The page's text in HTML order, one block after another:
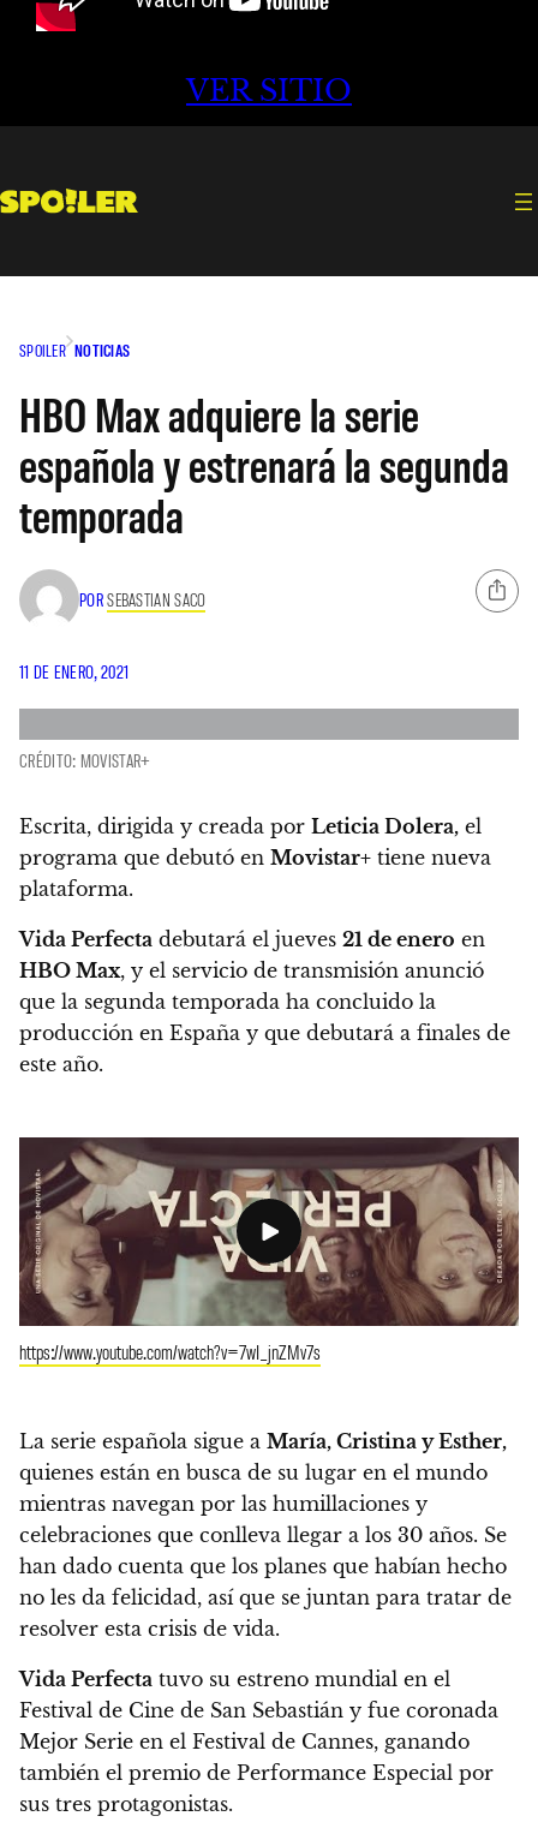
VER SITIO
SPOILER NOTICIAS
HBO Max adquiere la serie
española y estrenará la segunda
temporada
PORSEBASTIAN SACO
11 DE ENERO, 2021
CRÉDITO: MOVISTAR+
Escrita, dirigida y creada por Leticia Dolera, el
programa que debutó en Movistar+ tiene nueva
plataforma.
Vida Perfecta debutará el jueves 21 de enero en
HBO Max, y el servicio de transmisión anunció
que la segunda temporada ha concluido la
producción en España y que debutará a finales de
este año.
https://www.youtube.com/watch?v=7wI_jnZMv7s
La serie española sigue a María, Cristina y Esther,
quienes están en busca de su lugar en el mundo
mientras navegan por las humillaciones y
celebraciones que conlleva llegar a los 30 años. Se
han dado cuenta que los planes que habían hecho
no les da felicidad, así que se juntan para tratar de
resolver esta crisis de vida.
Vida Perfecta tuvo su estreno mundial en el
Festival de Cine de San Sebastián y fue coronada
Mejor Serie en el Festival de Cannes, ganando
también el premio de Performance Especial por
sus tres protagonistas.